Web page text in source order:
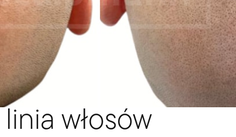
włosów